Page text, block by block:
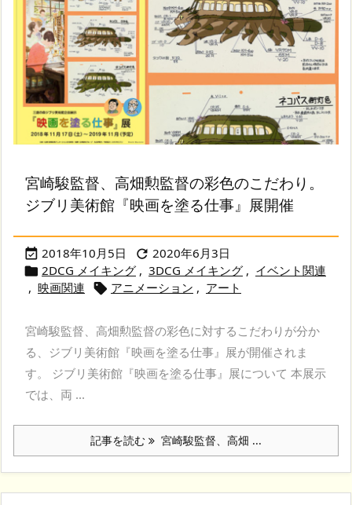
宮崎駿監督、高畑勲監督の彩色のこだわり。
ジブリ美術館『映画を塗る仕事』展開催
 2018年10月5日  2020年6月3日
 2DCG メイキング , 3DCG メイキング , イベント関連
, 映画関連  アニメーション , アート
宮崎駿監督、高畑勲監督の彩色に対するこだわりが分か
る、ジブリ美術館『映画を塗る仕事』展が開催されま
す。 ジブリ美術館『映画を塗る仕事』展について 本展示
では、両 ...
記事を読む 宮崎駿監督、高畑 ...